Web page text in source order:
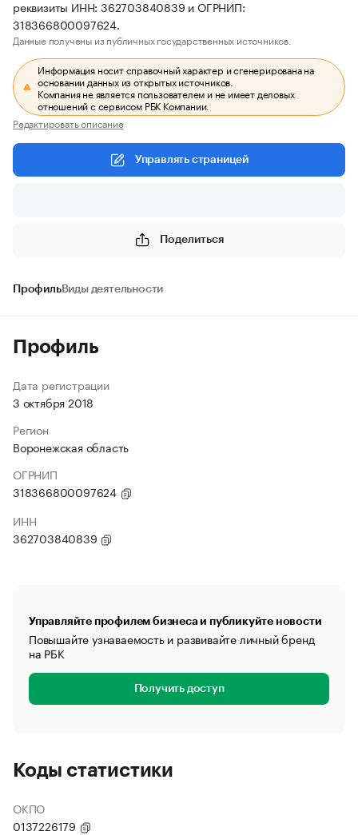
реквизиты ИНН: 362703840839 и ОГРНИП:
318366800097624.
Данные получены из публичных государственных источников.
Информация носит справочный характер и сгенерирована на
основании данных из открытых источников.
Компания не является пользователем и не имеет деловых
отношений с сервисом РБК Компании.
Редактировать описание
Управлять страницей
Поделиться
ПрофильВиды деятельности
Профиль
Дата регистрации
3 октября 2018
Регион
Воронежская область
ОГРНИП
318366800097624
ИНН
362703840839
Управляйте профилем бизнеса и публикуйте новости
Повышайте узнаваемость и развивайте личный бренд
на РБК
Получить доступ
Коды статистики
ОКПО
0137226179